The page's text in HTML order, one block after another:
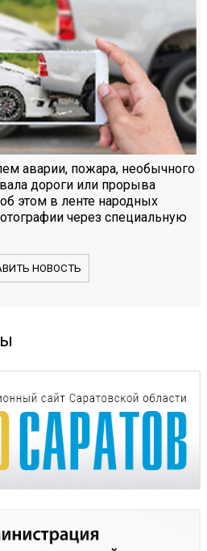
аварии, пожара, необычного
дороги или прорыва
этом в ленте народных
через специальную
НОВОСТЬ